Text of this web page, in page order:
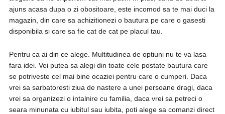
ajuns acasa dupa o zi obositoare, este incomod sa te mai duci la
magazin, din care sa achizitionezi o bautura pe care o gasesti
disponibila si care sa fie cat de cat pe placul tau.
Pentru ca ai din ce alege. Multitudinea de optiuni nu te va lasa
fara idei. Vei putea sa alegi din toate cele postate bautura care
se potriveste cel mai bine ocaziei pentru care o cumperi. Daca
vrei sa sarbatoresti ziua de nastere a unei persoane dragi, daca
vrei sa organizezi o intalnire cu familia, daca vrei sa petreci o
seara minunata cu iubitul sau iubita, poti alege sa comanzi direct